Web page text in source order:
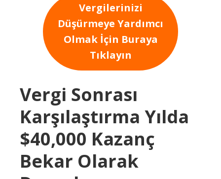
Vergilerinizi
Düşürmeye Yardımcı
Olmak İçin Buraya
Tıklayın
Vergi Sonrası
Karşılaştırma Yılda
$40,000 Kazanç
Bekar Olarak